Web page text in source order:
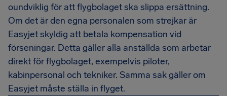
oundviklig för att flygbolaget ska slippa ersättning.
Om det är den egna personalen som strejkar är
Easyjet skyldig att betala kompensation vid
förseningar. Detta gäller alla anställda som arbetar
direkt för flygbolaget, exempelvis piloter,
kabinpersonal och tekniker. Samma sak gäller om
Easyjet måste ställa in flyget.